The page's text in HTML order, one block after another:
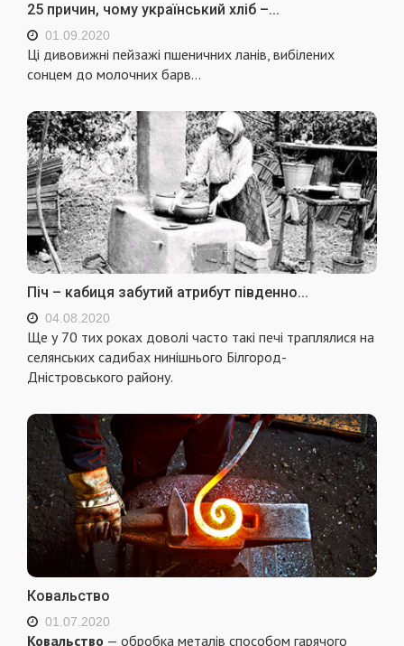
25 причин, чому український хліб –...
01.09.2020
Ці дивовижні пейзажі пшеничних ланів, вибілених
сонцем до молочних барв…
Піч – кабиця забутий атрибут південно...
04.08.2020
Ще у 70 тих роках доволі часто такі печі траплялися на
селянських садибах нинішнього Білгород-
Дністровського району.
Ковальство
01.07.2020
Ковальство — обробка металів способом гарячого